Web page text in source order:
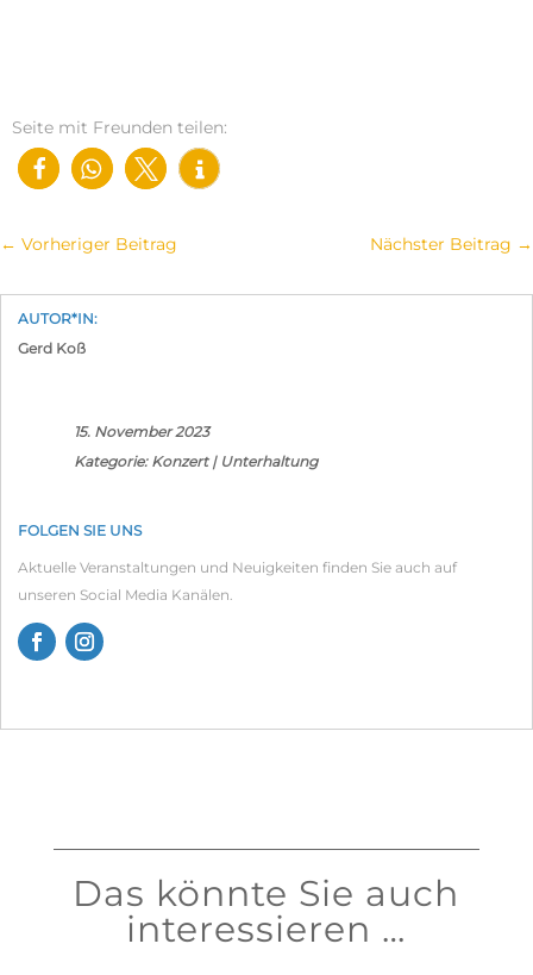
Seite mit Freunden teilen:
← Vorheriger Beitrag Nächster Beitrag →
AUTOR*IN:
Gerd Koß
15. November 2023
Kategorie: Konzert| Unterhaltung
FOLGEN SIE UNS
Aktuelle Veranstaltungen und Neuigkeiten finden Sie auch auf
unseren Social Media Kanälen.
Das könnte Sie auch
interessieren …